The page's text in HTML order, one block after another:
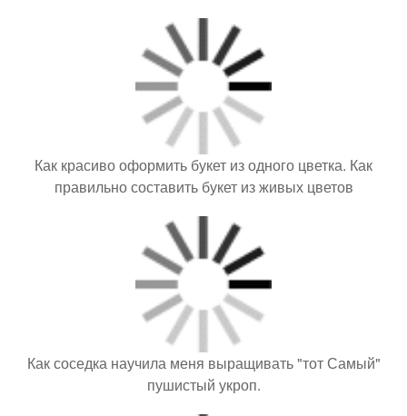
Как красиво оформить букет из одного цветка. Как
правильно составить букет из живых цветов
Как соседка научила меня выращивать "тот Самый"
пушистый укроп.